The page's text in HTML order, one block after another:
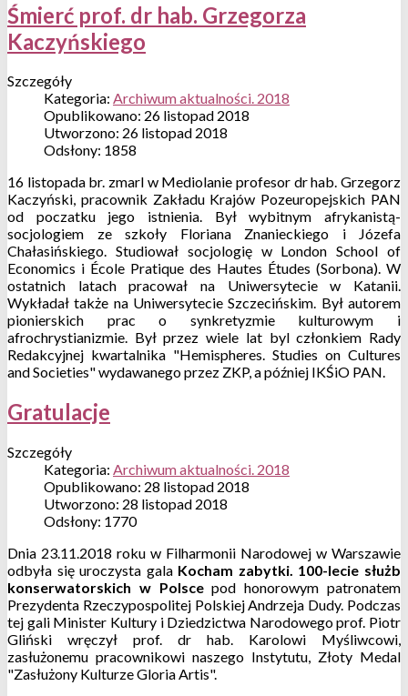
Śmierć prof. dr hab. Grzegorza
Kaczyńskiego
Szczegóły
Kategoria: Archiwum aktualności. 2018
Opublikowano: 26 listopad 2018
Utworzono: 26 listopad 2018
Odsłony: 1858
16 listopada br. zmarl w Mediolanie profesor dr hab. Grzegorz
Kaczyński, pracownik Zakładu Krajów Pozeuropejskich PAN
od poczatku jego istnienia. Był wybitnym afrykanistą-
socjologiem ze szkoły Floriana Znanieckiego i Józefa
Chałasińskiego. Studiował socjologię w London School of
Economics i École Pratique des Hautes Études (Sorbona). W
ostatnich latach pracował na Uniwersytecie w Katanii.
Wykładał także na Uniwersytecie Szczecińskim. Był autorem
pionierskich prac o synkretyzmie kulturowym i
afrochrystianizmie. Był przez wiele lat byl członkiem Rady
Redakcyjnej kwartalnika "Hemispheres. Studies on Cultures
and Societies" wydawanego przez ZKP, a później IKŚiO PAN.
Gratulacje
Szczegóły
Kategoria: Archiwum aktualności. 2018
Opublikowano: 28 listopad 2018
Utworzono: 28 listopad 2018
Odsłony: 1770
Dnia 23.11.2018 roku w Filharmonii Narodowej w Warszawie
odbyła się uroczysta gala Kocham zabytki. 100-lecie służb
konserwatorskich w Polscepod honorowym patronatem
Prezydenta Rzeczypospolitej Polskiej Andrzeja Dudy. Podczas
tej gali Minister Kultury i Dziedzictwa Narodowego prof. Piotr
Gliński wręczył prof. dr hab. Karolowi Myśliwcowi,
zasłużonemu pracownikowi naszego Instytutu, Złoty Medal
"Zasłużony Kulturze Gloria Artis".